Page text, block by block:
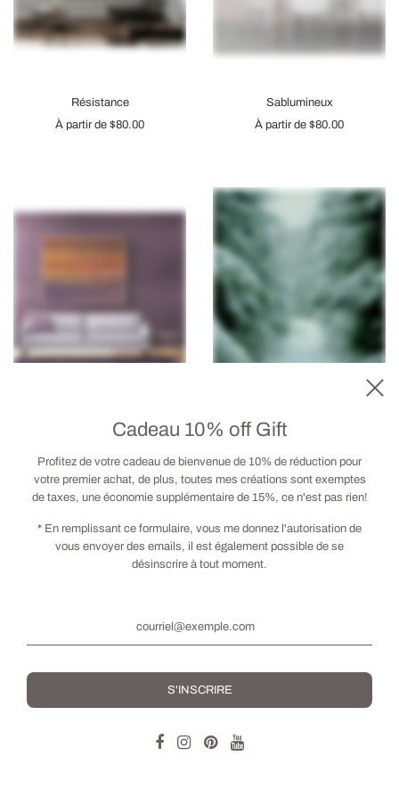
Résistance
À partir de $80.00
Sablumineux
À partir de $80.00
Sorbet
À partir de $80.00
Sous les Branches
À partir de
$80.00
Cadeau 10% off Gift
Profitez de votre cadeau de bienvenue de 10% de réduction pour
votre premier achat, de plus, toutes mes créations sont exemptes
de taxes, une économie supplémentaire de 15%, ce n'est pas rien!
* En remplissant ce formulaire, vous me donnez l'autorisation de
vous envoyer des emails, il est également possible de se
désinscrire à tout moment.